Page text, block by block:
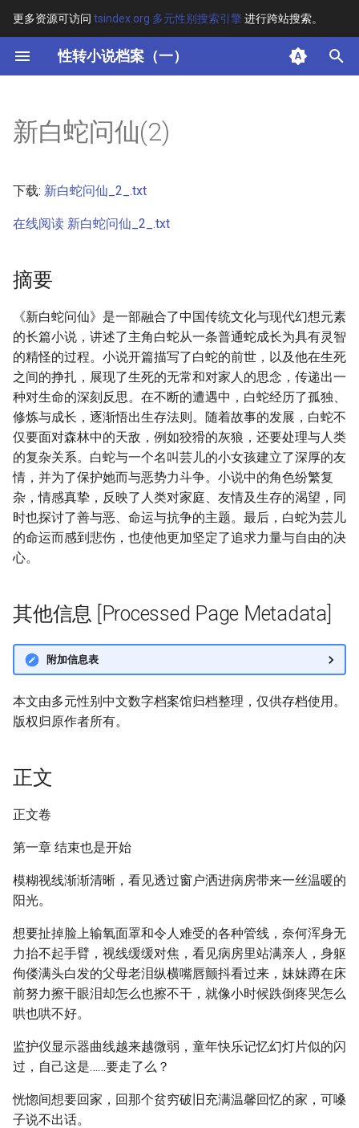
更多资源可访问 tsindex.org 多元性别搜索引擎进行跨站搜索。
性转小说档案（一）
键
开
搜
索
其他信息 [Processed Page
新白蛇问仙(2)
下载: 新白蛇问仙_2_.txt
在线阅读 新白蛇问仙_2_.txt
摘要
《新白蛇问仙》是一部融合了中国传统文化与现代幻想元素
的长篇小说，讲述了主角白蛇从一条普通蛇成长为具有灵智
的精怪的过程。小说开篇描写了白蛇的前世，以及他在生死
之间的挣扎，展现了生死的无常和对家人的思念，传递出一
种对生命的深刻反思。在不断的遭遇中，白蛇经历了孤独、
修炼与成长，逐渐悟出生存法则。随着故事的发展，白蛇不
仅要面对森林中的天敌，例如狡猾的灰狼，还要处理与人类
的复杂关系。白蛇与一个名叫芸儿的小女孩建立了深厚的友
情，并为了保护她而与恶势力斗争。小说中的角色纷繁复
杂，情感真挚，反映了人类对家庭、友情及生存的渴望，同
时也探讨了善与恶、命运与抗争的主题。最后，白蛇为芸儿
的命运而感到悲伤，也使他更加坚定了追求力量与自由的决
心。
其他信息 [Processed Page Metadata]
附加信息表
本文由多元性别中文数字档案馆归档整理，仅供存档使用。
版权归原作者所有。
正文
正文卷
第一章 结束也是开始
模糊视线渐渐清晰，看见透过窗户洒进病房带来一丝温暖的
阳光。
想要扯掉脸上输氧面罩和令人难受的各种管线，奈何浑身无
力抬不起手臂，视线缓缓对焦，看见病房里站满亲人，身躯
佝偻满头白发的父母老泪纵横嘴唇颤抖看过来，妹妹蹲在床
前努力擦干眼泪却怎么也擦不干，就像小时候跌倒疼哭怎么
哄也哄不好。
监护仪显示器曲线越来越微弱，童年快乐记忆幻灯片似的闪
过，自己这是……要走了么？
恍惚间想要回家，回那个贫穷破旧充满温馨回忆的家，可嗓
子说不出话。